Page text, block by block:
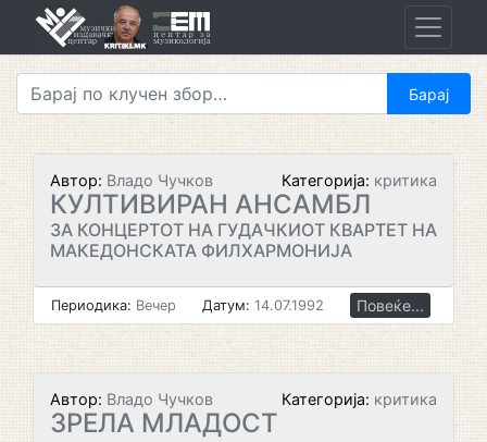
Автор: Владо Чучков Категорија: критика
КУЛТИВИРАН АНСАМБЛ
ЗА КОНЦЕРТОТ НА ГУДАЧКИОТ КВАРТЕТ НА
МАКЕДОНСКАТА ФИЛХАРМОНИЈА
Периодика: Вечер Датум: 14.07.1992 Повеќе...
Автор: Владо Чучков Категорија: критика
ЗРЕЛА МЛАДОСТ